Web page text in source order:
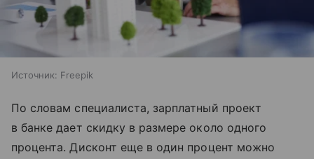
Источник: Freepik
По словам специалиста, зарплатный проект
в банке дает скидку в размере около одного
процента. Дисконт еще в один процент можно